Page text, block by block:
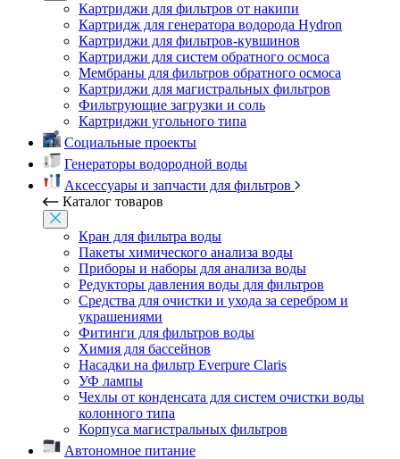
Картриджи для фильтров от накипи
Картридж для генератора водорода Hydron
Картриджи для фильтров-кувшинов
Картриджи для систем обратного осмоса
Мембраны для фильтров обратного осмоса
Картриджи для магистральных фильтров
Фильтрующие загрузки и соль
Картриджи угольного типа
Социальные проекты
Генераторы водородной воды
Аксессуары и запчасти для фильтров
Каталог товаров
Кран для фильтра воды
Пакеты химического анализа воды
Приборы и наборы для анализа воды
Редукторы давления воды для фильтров
Средства для очистки и ухода за серебром и
украшениями
Фитинги для фильтров воды
Химия для бассейнов
Насадки на фильтр Everpure Claris
УФ лампы
Чехлы от конденсата для систем очистки воды
колонного типа
Корпуса магистральных фильтров
Автономное питание